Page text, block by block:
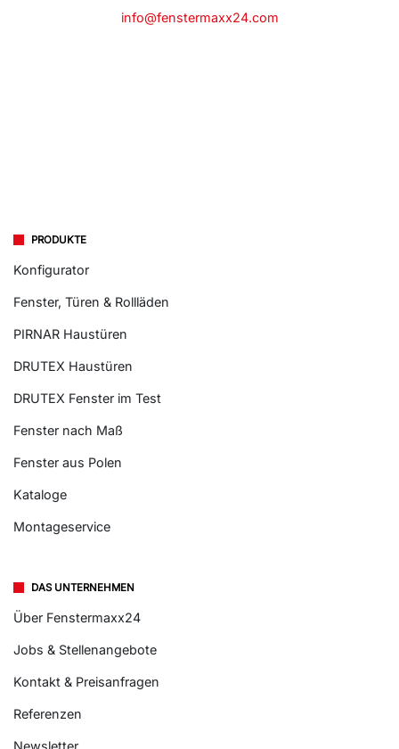
info@fenstermaxx24.com
PRODUKTE
Konfigurator
Fenster, Türen & Rollläden
PIRNAR Haustüren
DRUTEX Haustüren
DRUTEX Fenster im Test
Fenster nach Maß
Fenster aus Polen
Kataloge
Montageservice
DAS UNTERNEHMEN
Über Fenstermaxx24
Jobs & Stellenangebote
Kontakt & Preisanfragen
Referenzen